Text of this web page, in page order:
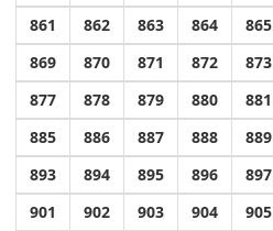
861
862 863 864 865
869
870 871 872 873
877
878 879 880 881
885
886 887 888 889
893
894 895 896 897
901
902 903 904 905